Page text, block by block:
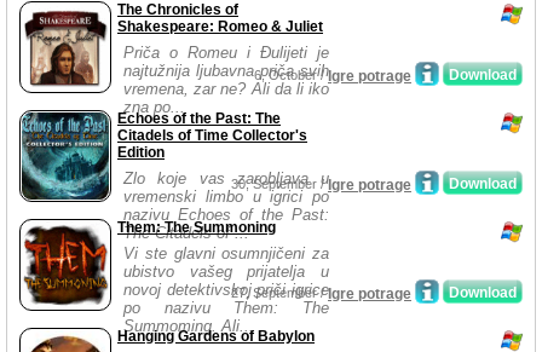
The Chronicles of
Shakespeare: Romeo & Juliet
Priča o Romeu i Đulijeti je
najtužnija ljubavna priča svih
vremena, zar ne? Ali da li iko
zna po...
Download
6, October /Igre potrage
Echoes of the Past: The
Citadels of Time Collector's
Edition
Zlo koje vas zarobljava u
vremenski limbo u igrici po
nazivu Echoes of the Past:
The Citadels of ...
Download
30, September /Igre potrage
Them: The Summoning
Vi ste glavni osumnjičeni za
ubistvo vašeg prijatelja u
novoj detektivskoj priči igrice
po nazivu Them: The
Summoming. Ali...
Download
27, September /Igre potrage
Hanging Gardens of Babylon